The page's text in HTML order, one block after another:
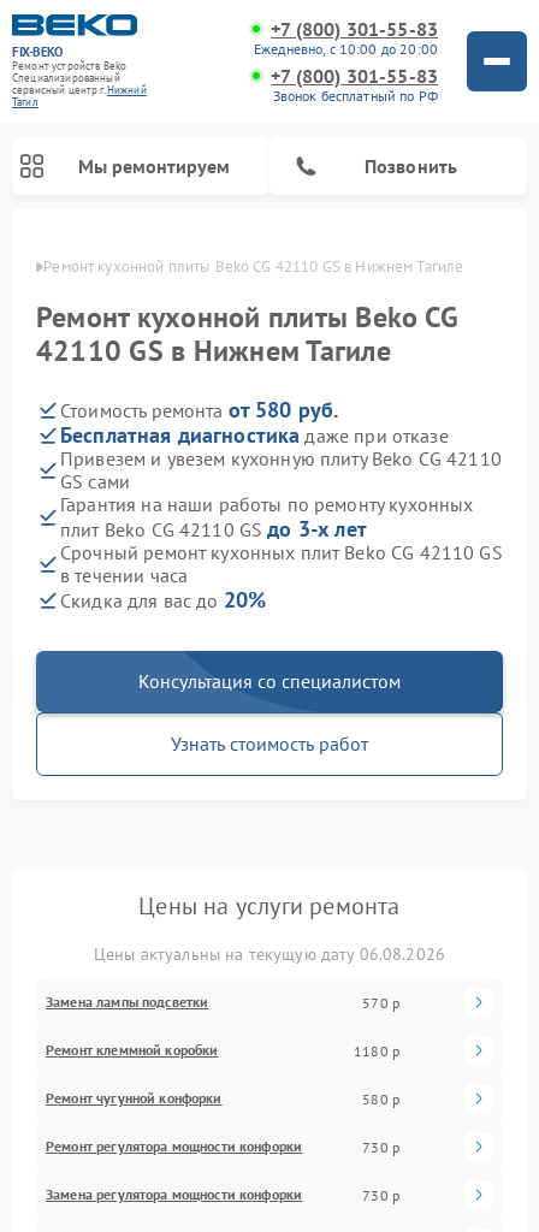
FIX-BEKO
Ремонт устройств Beko
Специализированный
cервисный центр г.Нижний
Тагил
+7 (800) 301-55-83
Ежедневно, с 10:00 до 20:00
+7 (800) 301-55-83
Звонок бесплатный по РФ
Мы ремонтируем Позвонить
Ремонт кухонной плиты Beko CG 42110 GS в Нижнем Тагиле
Ремонт кухонной плиты Beko CG
42110 GS в Нижнем Тагиле
Стоимость ремонта от 580 руб.
Бесплатная диагностика даже при отказе
Привезем и увезем кухонную плиту Beko CG 42110
GS сами
Гарантия на наши работы по ремонту кухонных
плит Beko CG 42110 GSдо 3-х лет
Срочный ремонт кухонных плит Beko CG 42110 GS
в течении часа
Скидка для вас до 20%
Консультация со специалистом
Узнать стоимость работ
Цены на услуги ремонта
Цены актуальны на текущую дату 06.08.2026
Замена лампы подсветки 570 р
Ремонт клеммной коробки 1180 р
Ремонт чугунной конфорки 580 р
Ремонт регулятора мощности конфорки 730 р
Замена регулятора мощности конфорки 730 р